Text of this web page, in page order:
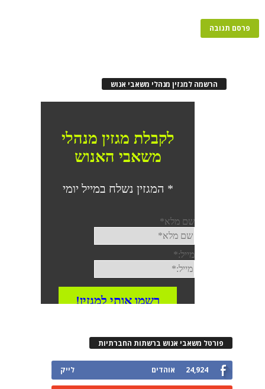
הרשמה למגזין מנהלי משאבי אנוש
פורטל משאבי אנוש ברשתות החברתיות
24,924 אוהדים לייק